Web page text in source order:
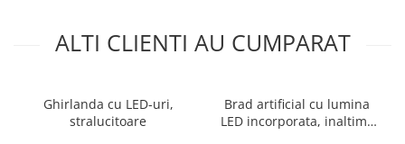
ALTI CLIENTI AU CUMPARAT
Ghirlanda cu LED-uri,
stralucitoare
Brad artificial cu lumina
LED incorporata, inaltime